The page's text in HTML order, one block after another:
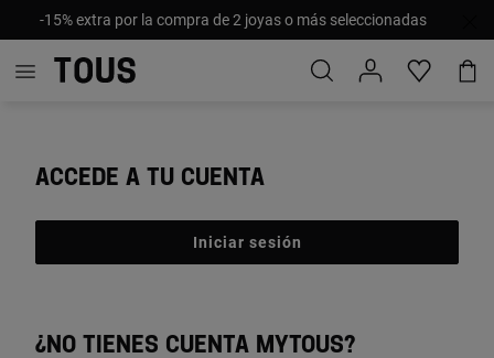
-15% extra por la compra de 2 joyas o más seleccionadas
Accede a tu cuenta
Iniciar sesión
¿No tienes cuenta MYTOUS?